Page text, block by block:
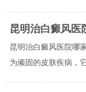
昆明治白癜风医
昆明治白癜风医院哪
为顽固的皮肤疾病，